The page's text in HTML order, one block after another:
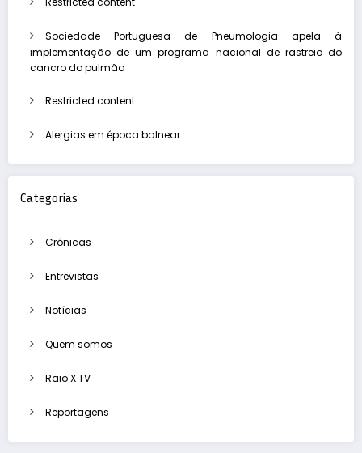
Sociedade Portuguesa de Pneumologia apela à
implementação de um programa nacional de rastreio do
cancro do pulmão
Restricted content
Alergias em época balnear
Categorias
Crónicas
Entrevistas
Notícias
Quem somos
Raio X TV
Reportagens